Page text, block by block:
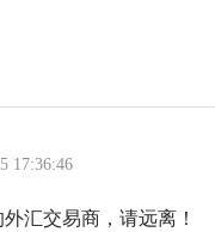
17:36:46
汇交易商，请远离！